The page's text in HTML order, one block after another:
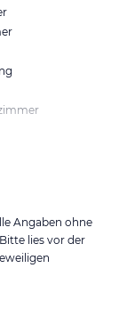
Angaben ohne
lies vor der